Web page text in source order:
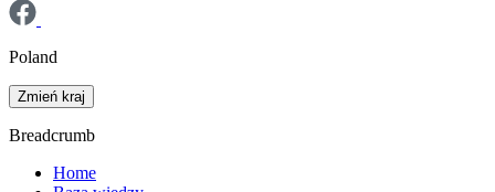
Poland
Zmień kraj
Breadcrumb
Home